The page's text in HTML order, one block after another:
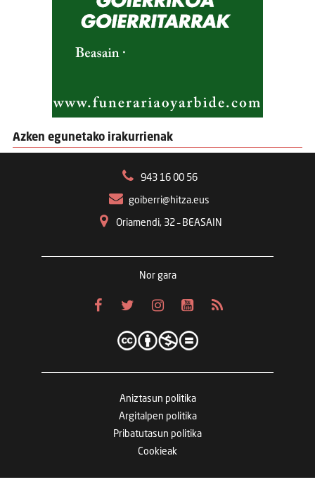
Azken egunetako irakurrienak
943 16 00 56
goiberri@hitza.eus
Oriamendi, 32 – BEASAIN
Nor gara
Aniztasun politika
Argitalpen politika
Pribatutasun politika
Cookieak